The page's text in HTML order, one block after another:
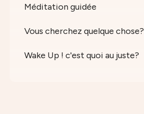
Méditation guidée
Vous cherchez quelque chose?
Wake Up ! c'est quoi au juste?